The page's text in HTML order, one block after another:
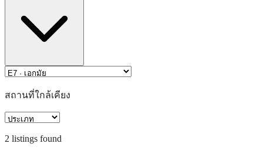
สถานที่ใกล้เคียง
2 listings found